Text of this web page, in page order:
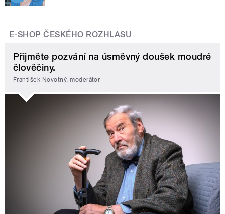
E-SHOP ČESKÉHO ROZHLASU
Přijměte pozvání na úsměvný doušek moudré
člověčiny.
František Novotný, moderátor